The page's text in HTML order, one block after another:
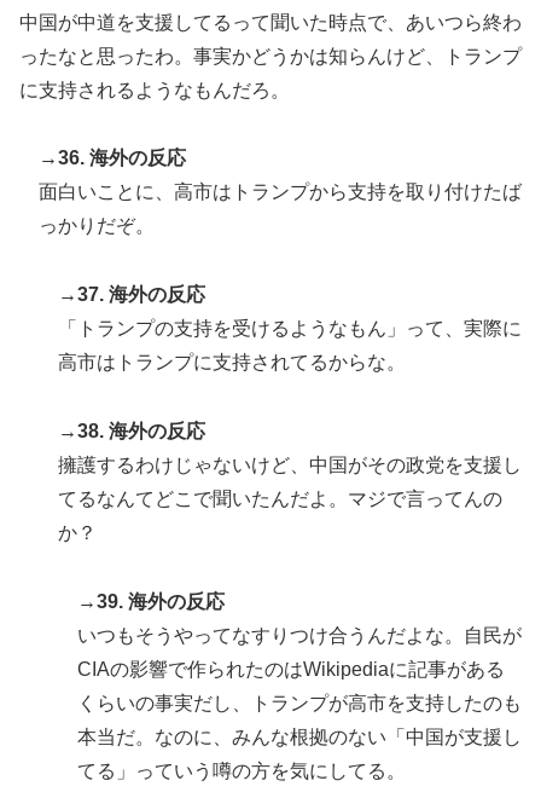
中国が中道を支援してるって聞いた時点で、あいつら終わ
ったなと思ったわ。事実かどうかは知らんけど、トランプ
に支持されるようなもんだろ。
→36. 海外の反応
面白いことに、高市はトランプから支持を取り付けたば
っかりだぞ。
→37. 海外の反応
「トランプの支持を受けるようなもん」って、実際に
高市はトランプに支持されてるからな。
→38. 海外の反応
擁護するわけじゃないけど、中国がその政党を支援し
てるなんてどこで聞いたんだよ。マジで言ってんの
か？
→39. 海外の反応
いつもそうやってなすりつけ合うんだよな。自民が
CIAの影響で作られたのはWikipediaに記事がある
くらいの事実だし、トランプが高市を支持したのも
本当だ。なのに、みんな根拠のない「中国が支援し
てる」っていう噂の方を気にしてる。